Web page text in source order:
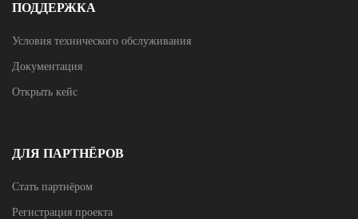
ПОДДЕРЖКА
Условия технического обслуживания
Документация
Открыть кейс
ДЛЯ ПАРТНЁРОВ
Стать партнёром
Регистрация проекта